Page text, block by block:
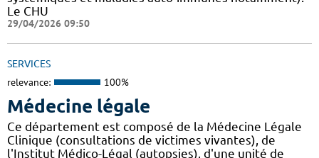
Le CHU
29/04/2026 09:50
SERVICES
relevance: 100%
Médecine légale
Ce département est composé de la Médecine Légale
Clinique (consultations de victimes vivantes), de
l'Institut Médico-Légal (autopsies), d'une unité de